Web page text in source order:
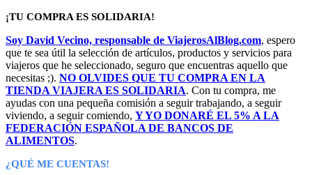
89,90€.64,22€.
¡TU COMPRA ES SOLIDARIA!
Soy David Vecino, responsable de ViajerosAlBlog.com, espero
que te sea útil la selección de artículos, productos y servicios para
viajeros que he seleccionado, seguro que encuentras aquello que
necesitas ;). NO OLVIDES QUE TU COMPRA EN LA
TIENDA VIAJERA ES SOLIDARIA. Con tu compra, me
ayudas con una pequeña comisión a seguir trabajando, a seguir
viviendo, a seguir comiendo, Y YO DONARÉ EL 5% A LA
FEDERACIÓN ESPAÑOLA DE BANCOS DE
ALIMENTOS.
¿QUÉ ME CUENTAS!